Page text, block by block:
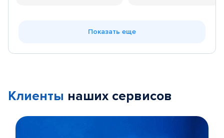
Показать еще
Клиенты наших сервисов